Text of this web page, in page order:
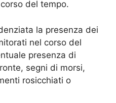
del tempo.
la presenza dei
nel corso del
presenza di
segni di morsi,
rosicchiati o